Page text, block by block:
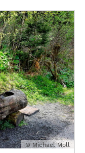
© Michael Moll